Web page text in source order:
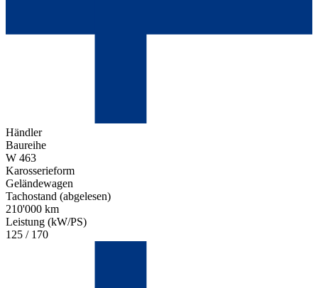
Händler
Baureihe
W 463
Karosserieform
Geländewagen
Tachostand (abgelesen)
210'000 km
Leistung (kW/PS)
125 / 170